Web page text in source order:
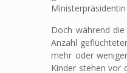
Doch während
Anzahl
mehr oder
Kinder stehen vor